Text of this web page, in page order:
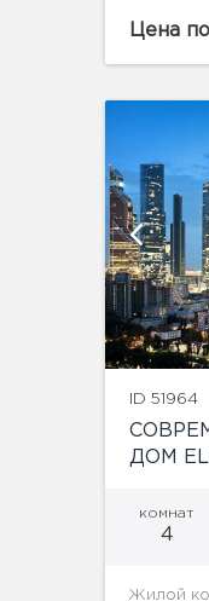
Цена
ID 51964
ДОМ
комнат
4
Жилой